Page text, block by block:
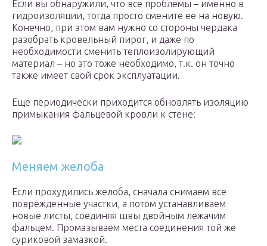
Если вы обнаружили, что все проблемы – именно в
гидроизоляции, тогда просто смените ее на новую.
Конечно, при этом вам нужно со стороны чердака
разобрать кровельный пирог, и даже по
необходимости сменить теплоизолирующий
материал – но это тоже необходимо, т.к. он точно
также имеет свой срок эксплуатации.
Еще периодически приходится обновлять изоляцию
примыкания фальцевой кровли к стене:
Меняем желоба
Если прохудились желоба, сначала снимаем все
поврежденные участки, а потом устанавливаем
новые листы, соединяя швы двойным лежачим
фальцем. Промазываем места соединения той же
суриковой замазкой.